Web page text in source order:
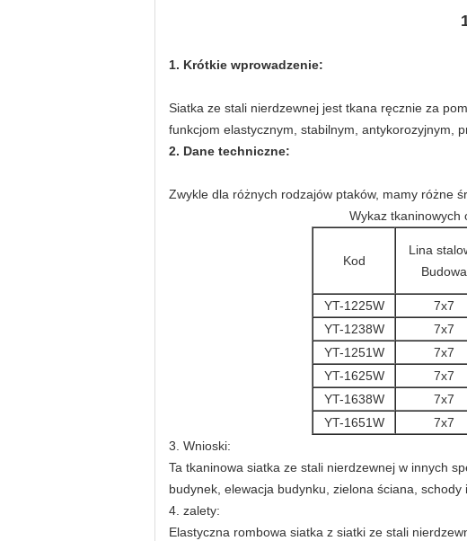
1. Krótkie wprowadzenie:
Siatka ze stali nierdzewnej jest tkana ręcznie za
funkcjom elastycznym, stabilnym, antykorozyjnym,
2. Dane techniczne:
Zwykle dla różnych rodzajów ptaków, mamy różne
Wykaz tkaninowych
Kod
Lina
Budowa
YT-1225W 7x7
YT-1238W
7x7
YT-1251W
7x7
YT-1625W
7x7
YT-1638W
7x7
YT-1651W
7x7
3. Wnioski:
Ta tkaninowa siatka ze stali nierdzewnej w innych
budynek, elewacja budynku, zielona ściana, schody
4. zalety:
Elastyczna rombowa siatka z siatki ze stali